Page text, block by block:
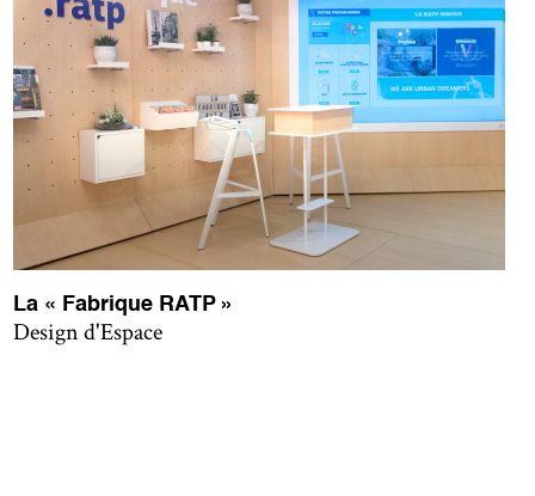
La « Fabrique RATP »
Design d'Espace